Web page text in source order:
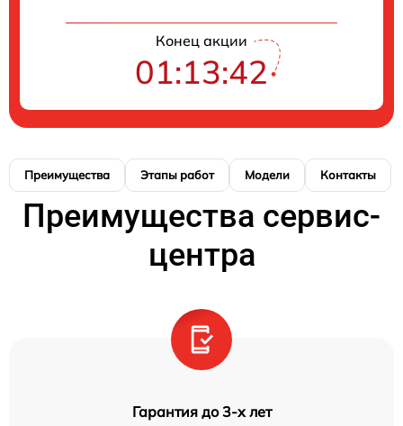
Конец акции
01:13:42
Преимущества Этапы работ Модели Контакты
Преимущества сервис-
центра
Гарантия до 3-х лет